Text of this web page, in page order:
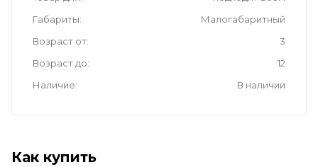
Габариты
Малогабаритный
Возраст от
3
Возраст до
12
Наличие
В наличии
Как купить